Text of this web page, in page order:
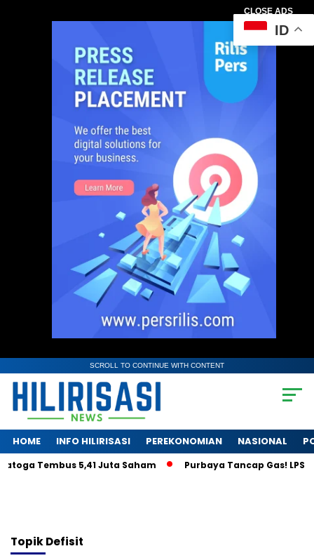
CLOSE ADS
SCROLL TO CONTINUE WITH CONTENT
HOME INFO HILIRISASI PEREKONOMIAN NASIONAL
Tembus 5,41 Juta Saham Purbaya Tancap Gas! LPS
TopikDefisit
ID